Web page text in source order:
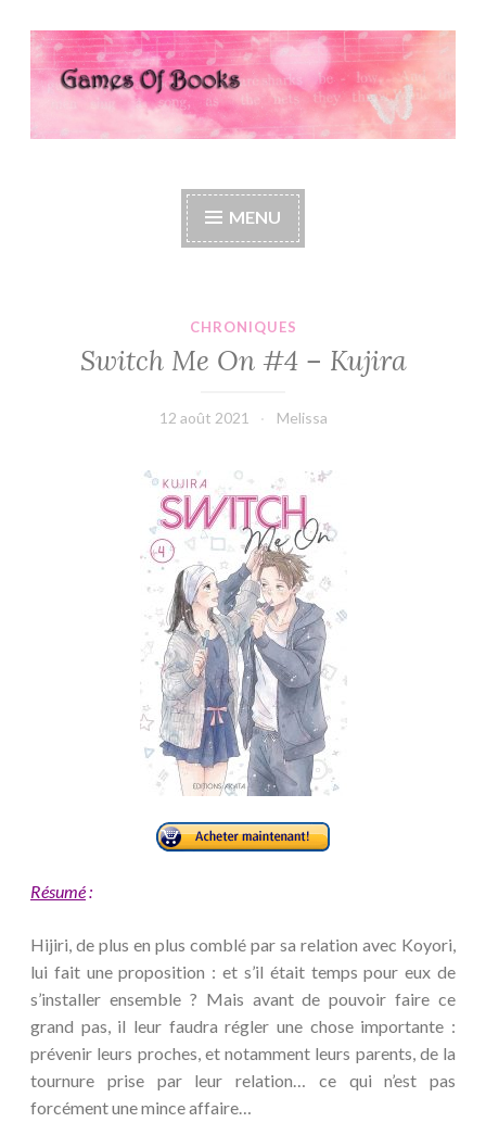
Accéder
au
contenu
Games Of Books
MENU
CHRONIQUES
Switch Me On #4 – Kujira
12 août 2021 Melissa
Résumé:
Hijiri, de plus en plus comblé par sa relation avec Koyori,
lui fait une proposition : et s’il était temps pour eux de
s’installer ensemble ? Mais avant de pouvoir faire ce
grand pas, il leur faudra régler une chose importante :
prévenir leurs proches, et notamment leurs parents, de la
tournure prise par leur relation… ce qui n’est pas
forcément une mince affaire…